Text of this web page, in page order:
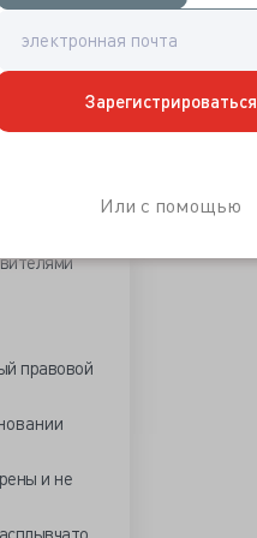
Зарегистрироваться
Или с помощью
с
«Круг
Этот
правовой
и не